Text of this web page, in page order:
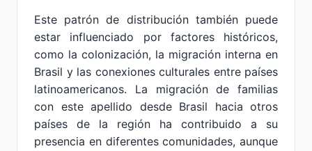
Este patrón de distribución también puede
estar influenciado por factores históricos,
como la colonización, la migración interna en
Brasil y las conexiones culturales entre países
latinoamericanos. La migración de familias
con este apellido desde Brasil hacia otros
países de la región ha contribuido a su
presencia en diferentes comunidades, aunque